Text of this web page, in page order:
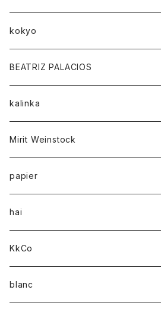
kokyo
BEATRIZ PALACIOS
kalinka
Mirit Weinstock
papier
hai
KkCo
blanc